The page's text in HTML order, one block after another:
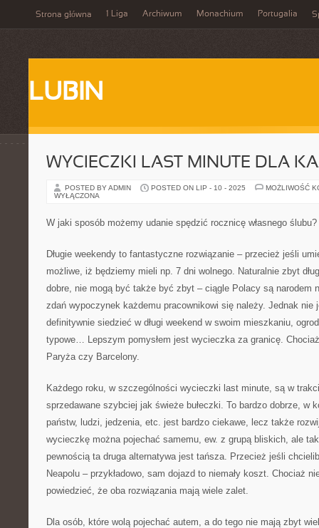
Strona główna 1 Liga Archiwum Monachium Portugalia
LUBIN
WYCIECZKI LAST MINUTE DLA
POSTED BY ADMIN POSTED ON LIP - 10 - 2025
MOŻLIWOŚĆ
WYŁĄCZONA
W jaki sposób możemy udanie spędzić rocznicę własnego ślubu?
Długie weekendy to fantastyczne rozwiązanie – przecież jeśli
możliwe, iż będziemy mieli np. 7 dni wolnego. Naturalnie zbyt
dobre, nie mogą być także być zbyt – ciągle Polacy są narodem
zdań wypoczynek każdemu pracownikowi się należy. Jednak nie
definitywnie siedzieć w długi weekend w swoim mieszkaniu,
typowe… Lepszym pomysłem jest wycieczka za granicę.
Paryża czy Barcelony.
Każdego roku, w szczególności wycieczki last minute, są w
sprzedawane szybciej jak świeże bułeczki. To bardzo dobrze, w
państw, ludzi, jedzenia, etc. jest bardzo ciekawe, lecz także
wycieczkę można pojechać samemu, ew. z grupą bliskich, ale
pewnością ta druga alternatywa jest tańsza. Przecież jeśli
Neapolu – przykładowo, sam dojazd to niemały koszt. Chociaż
powiedzieć, że oba rozwiązania mają wiele zalet.
Dla osób, które wolą pojechać autem, a do tego nie mają zbyt